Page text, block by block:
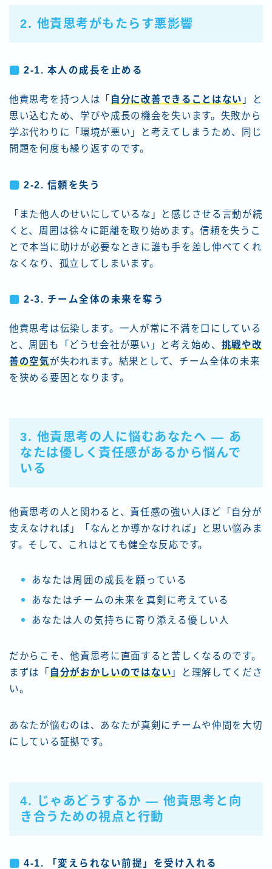
2. 他責思考がもたらす悪影響
2-1. 本人の成長を止める
他責思考を持つ人は「 自分に改善できることはない 」と
思い込むため、学びや成長の機会を失います。失敗から
学ぶ代わりに「環境が悪い」と考えてしまうため、同じ
問題を何度も繰り返すのです。
2-2. 信頼を失う
「また他人のせいにしているな」と感じさせる言動が続
くと、周囲は徐々に距離を取り始めます。信頼を失うこ
とで本当に助けが必要なときに誰も手を差し伸べてくれ
なくなり、孤立してしまいます。
2-3. チーム全体の未来を奪う
他責思考は伝染します。一人が常に不満を口にしている
と、周囲も「どうせ会社が悪い」と考え始め、 挑戦や改
善の空気が失われます。結果として、チーム全体の未来
を狭める要因となります。
3. 他責思考の人に悩むあなたへ ― あ
なたは優しく責任感があるから悩んで
いる
他責思考の人と関わると、責任感の強い人ほど「自分が
支えなければ」「なんとか導かなければ」と思い悩みま
す。そして、これはとても健全な反応です。
あなたは周囲の成長を願っている
あなたはチームの未来を真剣に考えている
あなたは人の気持ちに寄り添える優しい人
だからこそ、他責思考に直面すると苦しくなるのです。
まずは「 自分がおかしいのではない 」と理解してくださ
い。
あなたが悩むのは、あなたが真剣にチームや仲間を大切
にしている証拠です。
4. じゃあどうするか ― 他責思考と向
き合うための視点と行動
4-1. 「変えられない前提」を受け入れる